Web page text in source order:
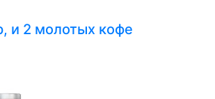
и 2 молотых кофе